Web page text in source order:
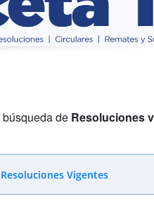
de Resoluciones
Vigentes